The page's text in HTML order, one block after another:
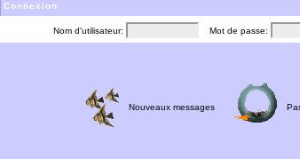
Connexion
Nom d'utilisateur: Mot de passe:
Nouveaux messages